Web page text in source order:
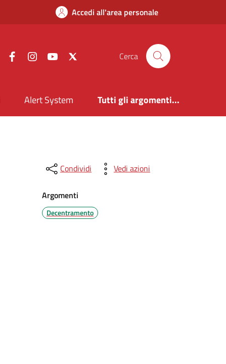
Accedi all'area personale
FacebookInstagramYouTube Cerca
Alert System Tutti gli argomenti...
Condividi Vedi azioni
Argomenti
Decentramento